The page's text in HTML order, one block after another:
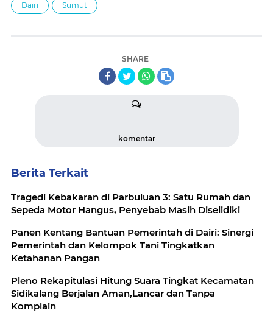
Dairi Sumut
SHARE
komentar
Berita Terkait
Tragedi Kebakaran di Parbuluan 3: Satu Rumah dan
Sepeda Motor Hangus, Penyebab Masih Diselidiki
Panen Kentang Bantuan Pemerintah di Dairi: Sinergi
Pemerintah dan Kelompok Tani Tingkatkan
Ketahanan Pangan
Pleno Rekapitulasi Hitung Suara Tingkat Kecamatan
Sidikalang Berjalan Aman,Lancar dan Tanpa
Komplain